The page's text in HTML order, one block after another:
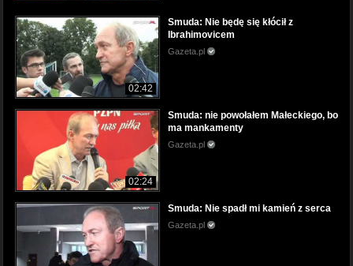
02:42
Smuda: Nie będę się kłócił z
Ibrahimovicem
Gazeta.pl
02:24
Smuda: nie powołałem Małeckiego, bo
ma mankamenty
Gazeta.pl
Smuda: Nie spadł mi kamień z serca
Gazeta.pl